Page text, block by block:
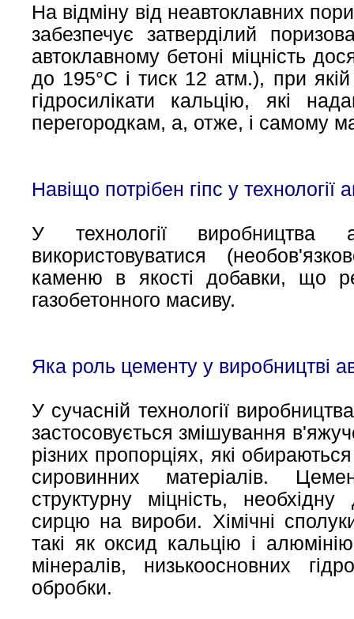
На відміну від неавтоклавних
забезпечує затверділий
автоклавному бетоні міцність
до 195°С і тиск 12 атм.), при
гідросилікати кальцію, які
перегородкам, а, отже, і самому
Навіщо потрібен гіпс у технології
У технології виробництва
використовуватися
каменю в якості добавки, що
газобетонного масиву.
Яка роль цементу у виробництві
У сучасній технології
застосовується змішування
різних пропорціях, які
сировинних матеріалів.
структурну міцність,
сирцю на вироби. Хімічні
такі як оксид кальцію і
мінералів, низькоосновних
обробки.